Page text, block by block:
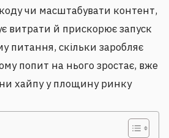
чи масштабувати контент,
витрати й прискорює запуск
питання, скільки заробляє
попит на нього зростає, вже
хайпу у площину ринку